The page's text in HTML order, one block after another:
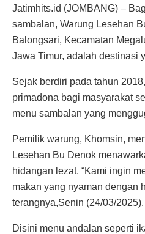
Jatimhits.id (JOMBANG) –
sambalan, Warung Lesehan
Balongsari, Kecamatan
Jawa Timur, adalah destinasi
Sejak berdiri pada tahun
primadona bagi masyarakat
menu sambalan yang
Pemilik warung, Khomsin,
Lesehan Bu Denok
hidangan lezat. “Kami ingin
makan yang nyaman dengan
terangnya,Senin (24/03/2025).
Disini menu andalan seperti